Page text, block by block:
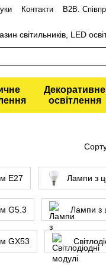
Контакти В2В.
світильників, LED
Декоративне
освітлення
Е27 Лампи з
G5.3 Лампи з
GX53